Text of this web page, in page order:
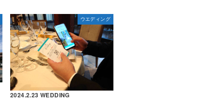
ウエディング
2024.2.23 WEDDING